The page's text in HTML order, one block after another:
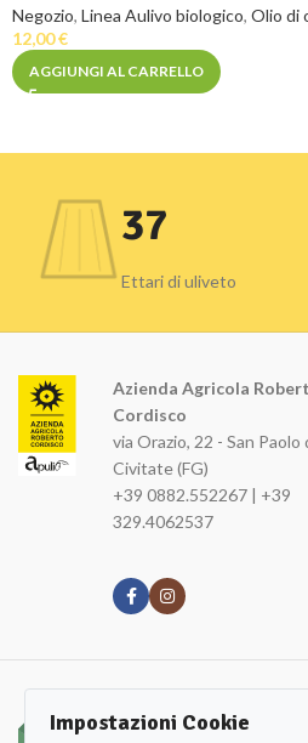
Negozio, Linea Aulivo biologico, Olio di
12,00€
AGGIUNGI AL CARRELLO
37
Ettari di uliveto
Azienda Agricola
Cordisco
via Orazio, 22 - San Paolo
Civitate (FG)
+39 0882.552267 | +39
329.4062537
Iscriviti alla nostra
Impostazioni Cookie